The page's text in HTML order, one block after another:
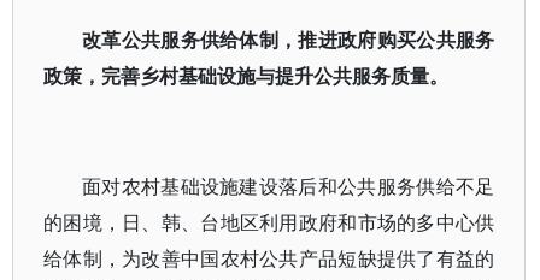
改革公共服务供给体制，推进政府购买公共服务
政策，完善乡村基础设施与提升公共服务质量。
面对农村基础设施建设落后和公共服务供给不足
的困境，日、韩、台地区利用政府和市场的多中心供
给体制，为改善中国农村公共产品短缺提供了有益的